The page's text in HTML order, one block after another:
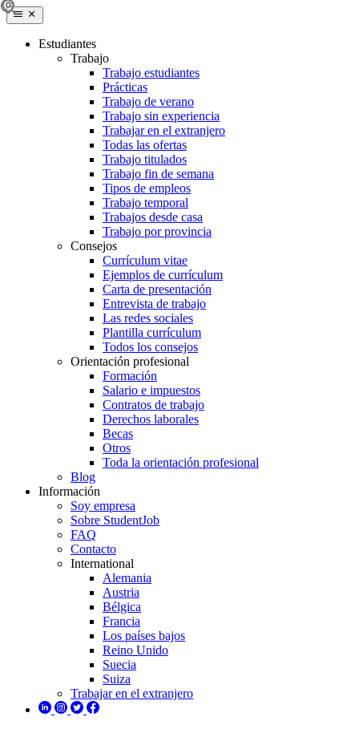
Estudiantes
Trabajo
Trabajo estudiantes
Prácticas
Trabajo de verano
Trabajo sin experiencia
Trabajar en el extranjero
Todas las ofertas
Trabajo titulados
Trabajo fin de semana
Tipos de empleos
Trabajo temporal
Trabajos desde casa
Trabajo por provincia
Consejos
Currículum vitae
Ejemplos de currículum
Carta de presentación
Entrevista de trabajo
Las redes sociales
Plantilla currículum
Todos los consejos
Orientación profesional
Formación
Salario e impuestos
Contratos de trabajo
Derechos laborales
Becas
Otros
Toda la orientación profesional
Blog
Información
Soy empresa
Sobre StudentJob
FAQ
Contacto
International
Alemania
Austria
Bélgica
Francia
Los países bajos
Reino Unido
Suecia
Suiza
Trabajar en el extranjero